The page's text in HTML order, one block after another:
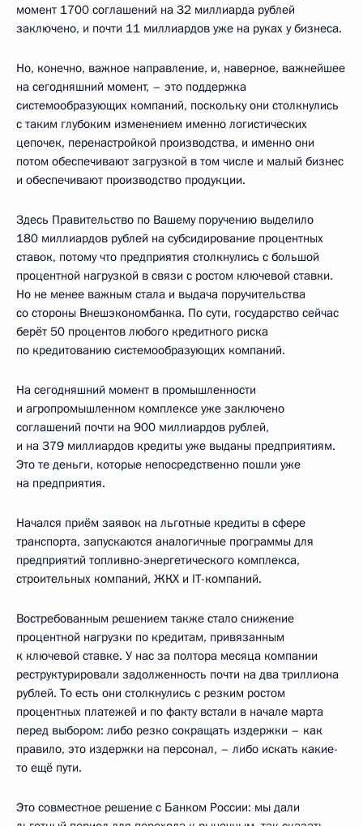
момент 1700 соглашений на 32 миллиарда рублей
заключено, и почти 11 миллиардов уже на руках у бизнеса.
Но, конечно, важное направление, и, наверное, важнейшее
на сегодняшний момент, – это поддержка
системообразующих компаний, поскольку они столкнулись
с таким глубоким изменением именно логистических
цепочек, перенастройкой производства, и именно они
потом обеспечивают загрузкой в том числе и малый бизнес
и обеспечивают производство продукции.
Здесь Правительство по Вашему поручению выделило
180 миллиардов рублей на субсидирование процентных
ставок, потому что предприятия столкнулись с большой
процентной нагрузкой в связи с ростом ключевой ставки.
Но не менее важным стала и выдача поручительства
со стороны Внешэкономбанка. По сути, государство сейчас
берёт 50 процентов любого кредитного риска
по кредитованию системообразующих компаний.
На сегодняшний момент в промышленности
и агропромышленном комплексе уже заключено
соглашений почти на 900 миллиардов рублей,
и на 379 миллиардов кредиты уже выданы предприятиям.
Это те деньги, которые непосредственно пошли уже
на предприятия.
Начался приём заявок на льготные кредиты в сфере
транспорта, запускаются аналогичные программы для
предприятий топливно-энергетического комплекса,
строительных компаний, ЖКХ и IT-компаний.
Востребованным решением также стало снижение
процентной нагрузки по кредитам, привязанным
к ключевой ставке. У нас за полтора месяца компании
реструктурировали задолженность почти на два триллиона
рублей. То есть они столкнулись с резким ростом
процентных платежей и по факту встали в начале марта
перед выбором: либо резко сокращать издержки – как
правило, это издержки на персонал, – либо искать какие-
то ещё пути.
Это совместное решение с Банком России: мы дали